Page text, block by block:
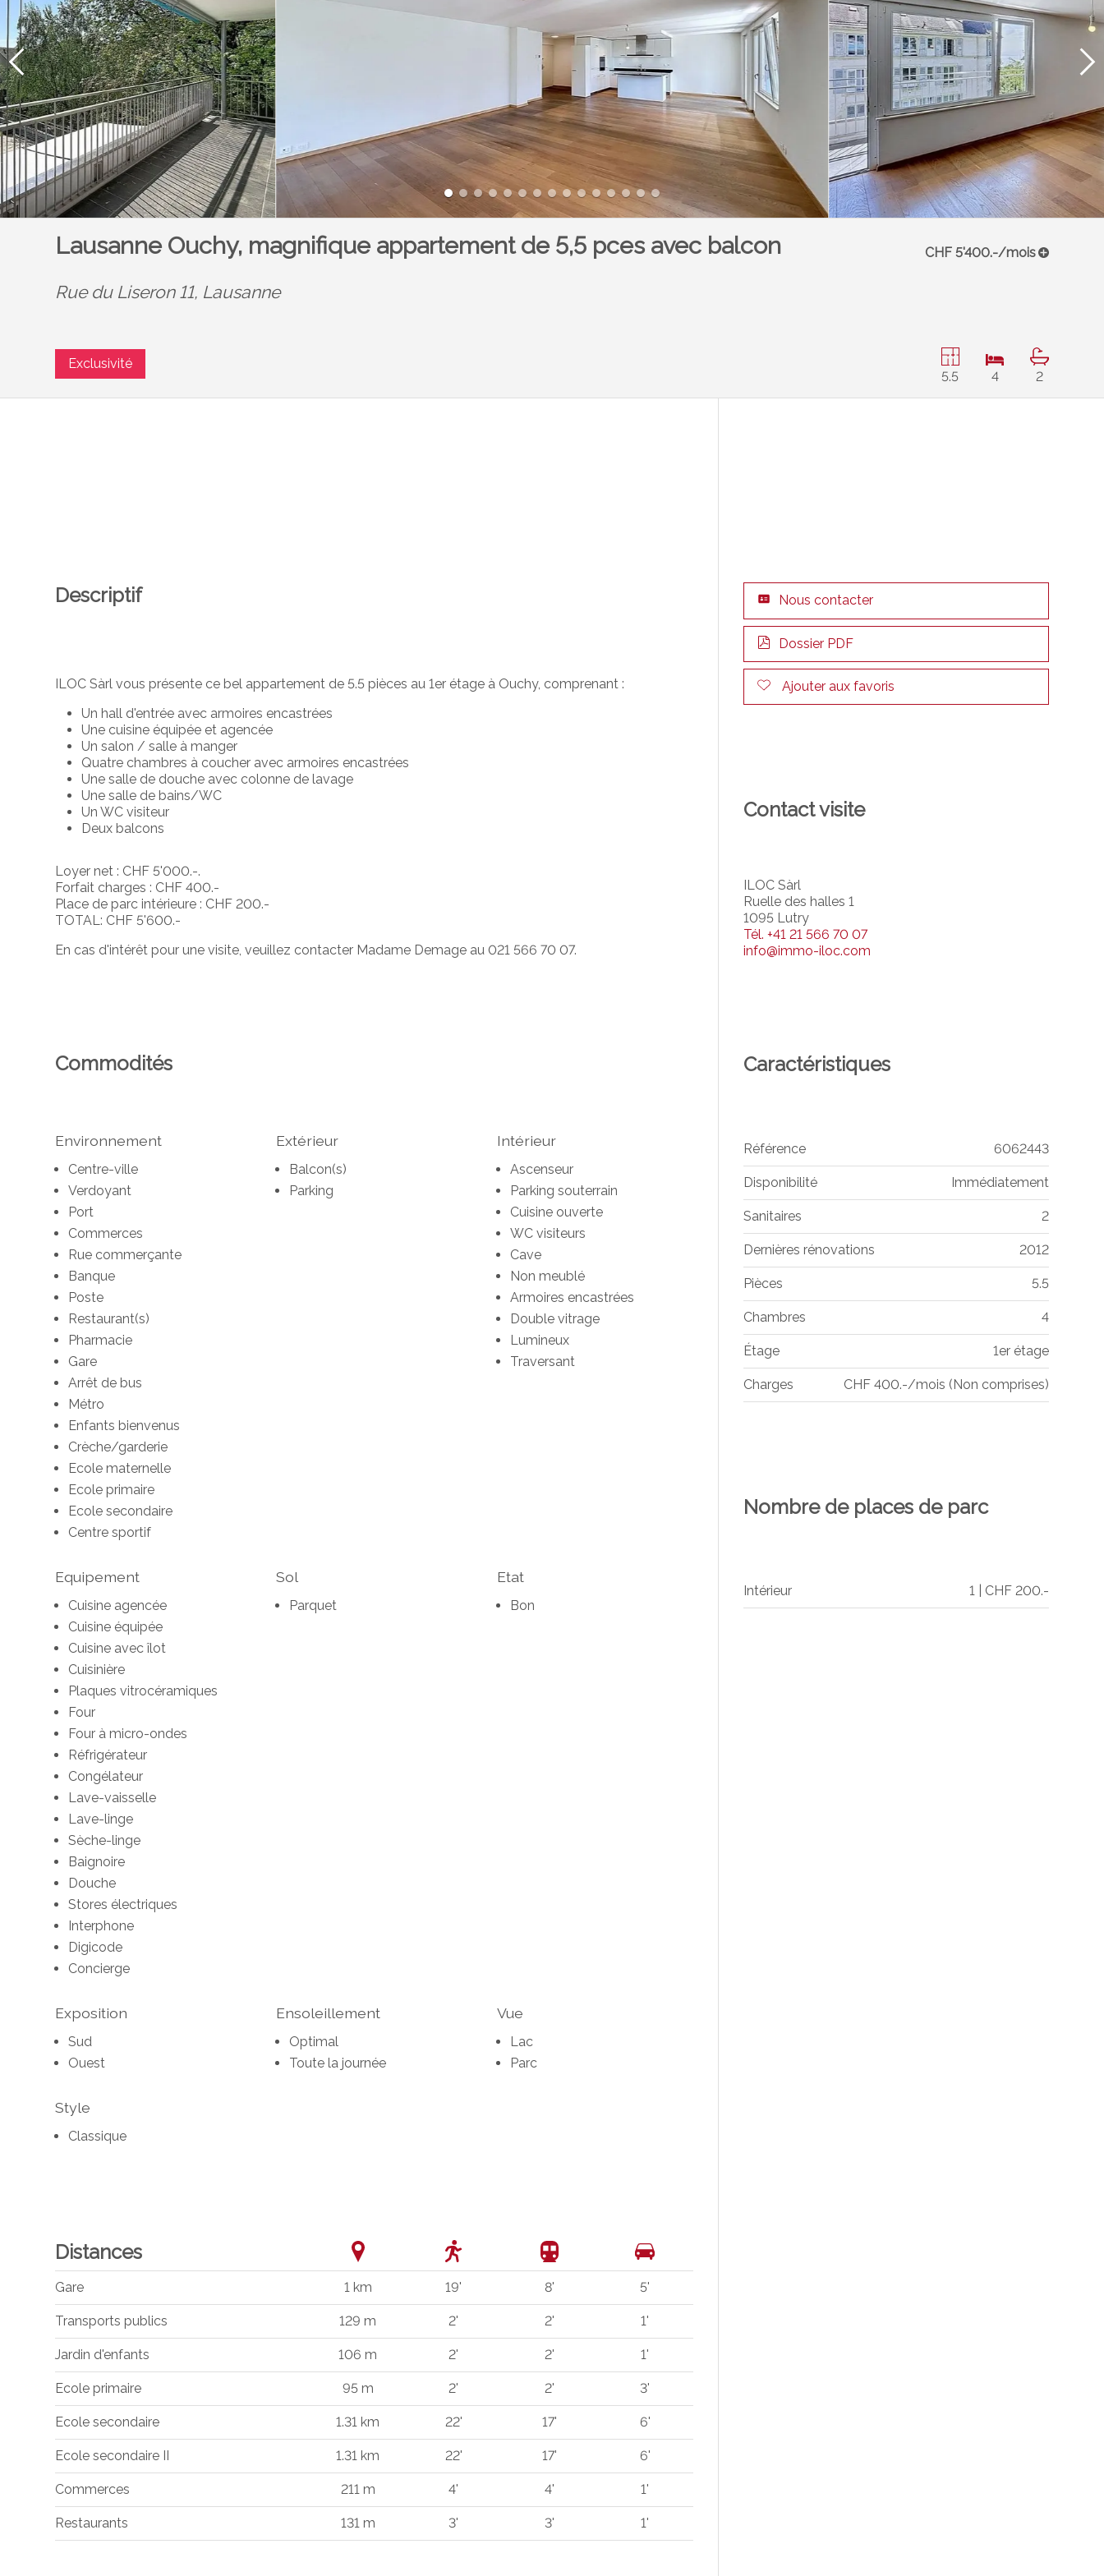
Lausanne Ouchy, magnifique appartement de 5,5 pces avec balcon CHF 5'400.-/mois
Rue du Liseron 11, Lausanne
Exclusivité
5.5
4 2
Descriptif
ILOC Sàrl vous présente ce bel appartement de 5.5 pièces au 1er étage à Ouchy, comprenant :
Un hall d'entrée avec armoires encastrées
Une cuisine équipée et agencée
Un salon / salle à manger
Quatre chambres à coucher avec armoires encastrées
Une salle de douche avec colonne de lavage
Une salle de bains/WC
Un WC visiteur
Deux balcons
Loyer net : CHF 5'000.-.
Forfait charges : CHF 400.-
Place de parc intérieure : CHF 200.-
TOTAL: CHF 5'600.-
En cas d'intérêt pour une visite, veuillez contacter Madame Demage au 021 566 70 07.
Commodités
Environnement
Centre-ville
Verdoyant
Port
Commerces
Rue commerçante
Banque
Poste
Restaurant(s)
Pharmacie
Gare
Arrêt de bus
Métro
Enfants bienvenus
Crèche/garderie
Ecole maternelle
Ecole primaire
Ecole secondaire
Centre sportif
Extérieur
Balcon(s)
Parking
Intérieur
Ascenseur
Parking souterrain
Cuisine ouverte
WC visiteurs
Cave
Non meublé
Armoires encastrées
Double vitrage
Lumineux
Traversant
Equipement
Cuisine agencée
Cuisine équipée
Cuisine avec îlot
Cuisinière
Plaques vitrocéramiques
Four
Four à micro-ondes
Réfrigérateur
Congélateur
Lave-vaisselle
Lave-linge
Sèche-linge
Baignoire
Douche
Stores électriques
Interphone
Digicode
Concierge
Sol
Parquet
Etat
Bon
Exposition
Sud
Ouest
Ensoleillement
Optimal
Toute la journée
Vue
Lac
Parc
Style
Classique
Distances
Gare 1 km 19' 8' 5'
Transports publics 129 m 2' 2' 1'
Jardin d'enfants 106 m 2' 2' 1'
Ecole primaire 95 m 2' 2' 3'
Ecole secondaire 1.31 km 22' 17' 6'
Ecole secondaire II 1.31 km 22' 17' 6'
Commerces 211 m 4' 4' 1'
Restaurants 131 m 3' 3' 1'
Nous contacter
Dossier PDF
Ajouter aux favoris
Contact visite
ILOC Sàrl
Ruelle des halles 1
1095 Lutry
Tél. +41 21 566 70 07
info@immo-iloc.com
Caractéristiques
Référence 6062443
Disponibilité Immédiatement
Sanitaires 2
Dernières rénovations 2012
Pièces 5.5
Chambres 4
Étage 1er étage
Charges CHF 400.-/mois (Non comprises)
Nombre de places de parc
Intérieur 1 | CHF 200.-